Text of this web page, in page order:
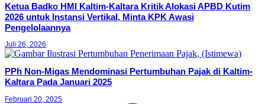
Ketua Badko HMI Kaltim-Kaltara Kritik Alokasi APBD Kutim
2026 untuk Instansi Vertikal, Minta KPK Awasi
Pengelolaannya
Juli 26, 2026
PPh Non-Migas Mendominasi Pertumbuhan Pajak di Kaltim-
Kaltara Pada Januari 2025
Februari 20, 2025